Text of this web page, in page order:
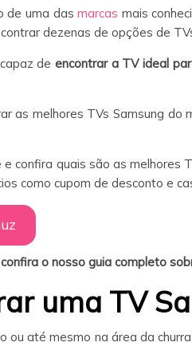
de uma dasmarcas mais
dezenas de opções de
de encontrar a TV ideal
as melhores TVs Samsung do
confira quais são as melhores
como cupom de desconto e
o nosso guia completo
uma TV
ou até mesmo na área da